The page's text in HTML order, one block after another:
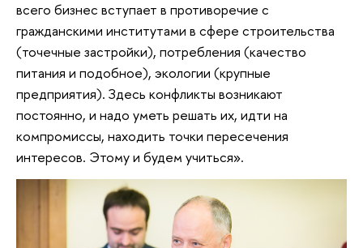
всего бизнес вступает в противоречие с
гражданскими институтами в сфере строительства
(точечные застройки), потребления (качество
питания и подобное), экологии (крупные
предприятия). Здесь конфликты возникают
постоянно, и надо уметь решать их, идти на
компромиссы, находить точки пересечения
интересов. Этому и будем учиться».